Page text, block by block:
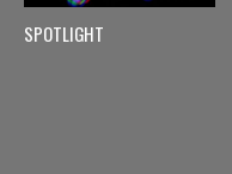
SPOTLIGHT